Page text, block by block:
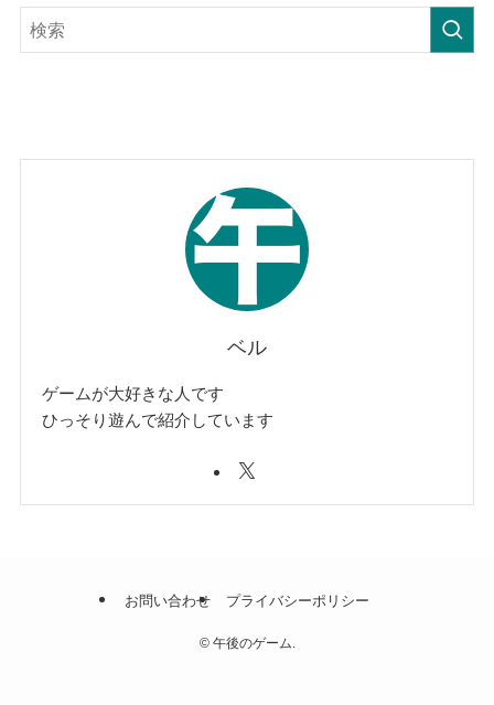
ベル
ゲームが大好きな人です
ひっそり遊んで紹介しています
お問い合わせ プライバシーポリシー
©午後のゲーム.